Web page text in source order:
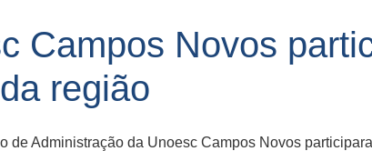
Campos Novos
região
de Administração da Unoesc Campos Novos